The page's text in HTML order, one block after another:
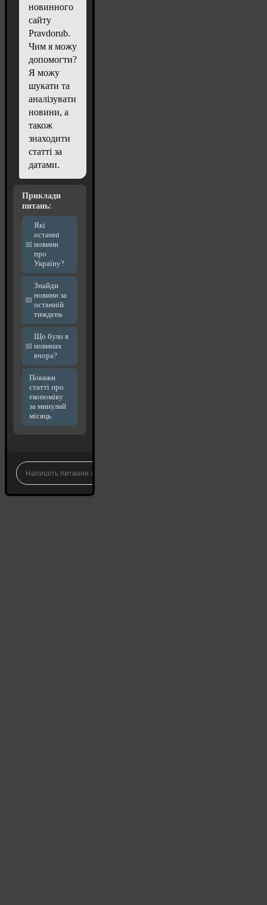
новинного
сайту
Pravdorub.
Чим я можу
допомогти?
Я можу
шукати та
аналізувати
новини, а
також
знаходити
статті за
датами.
Приклади
питань:
Які
останні
новини
про
Україну?
Знайди
новини за
останній
тиждень
Що було в
новинах
вчора?
Покажи
статті про
економіку
за минулий
місяць